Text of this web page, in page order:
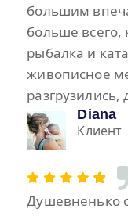
большим
больше всего,
рыбалка и
живописное
Diana
Клиент
Душевненько